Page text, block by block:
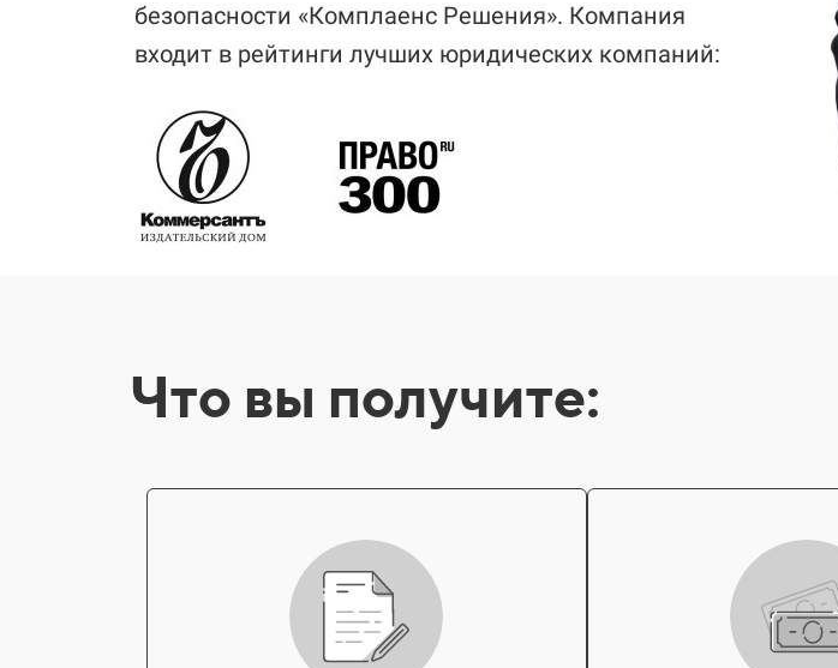
безопасности «Комплаенс Решения». Компания
входит в рейтинги лучших юридических компаний:
Что вы получите: